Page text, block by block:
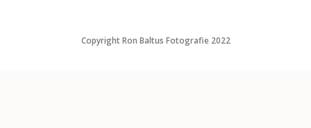
Copyright Ron Baltus Fotografie 2022